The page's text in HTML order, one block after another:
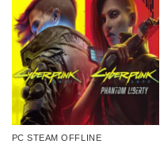
PC STEAM OFFLINE